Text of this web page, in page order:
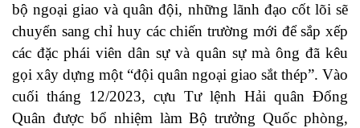
bộ ngoại giao và quân đội, những lãnh đạo cốt lõi sẽ
chuyển sang chỉ huy các chiến trường mới để sắp xếp
các đặc phái viên dân sự và quân sự mà ông đã kêu
gọi xây dựng một “đội quân ngoại giao sắt thép”. Vào
cuối tháng 12/2023, cựu Tư lệnh Hải quân Đổng
Quân được bổ nhiệm làm Bộ trưởng Quốc phòng,